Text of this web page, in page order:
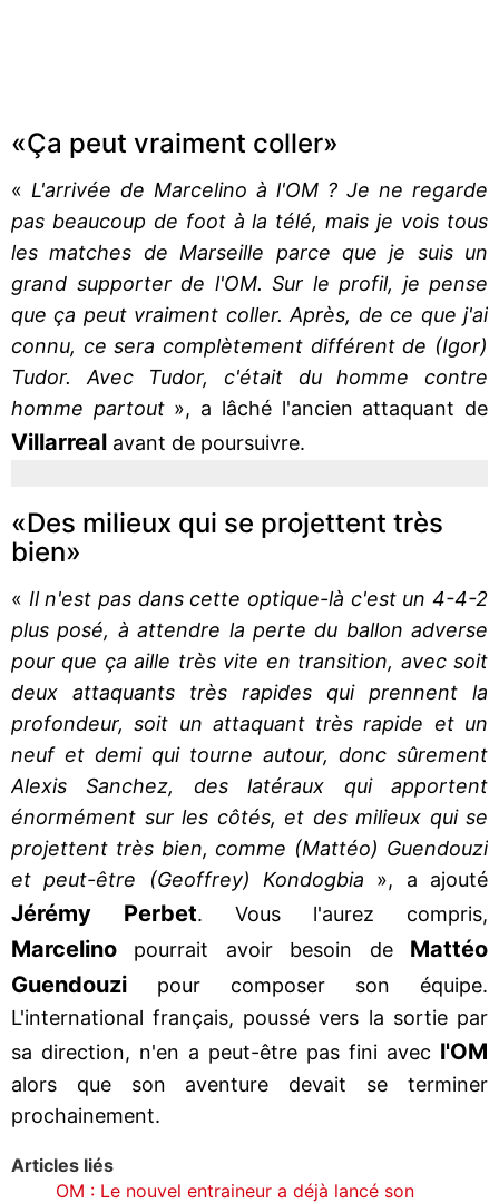
«Ça peut vraiment coller»
« L'arrivée de Marcelino à l'OM ? Je ne regarde
pas beaucoup de foot à la télé, mais je vois tous
les matches de Marseille parce que je suis un
grand supporter de l'OM. Sur le profil, je pense
que ça peut vraiment coller. Après, de ce que j'ai
connu, ce sera complètement différent de (Igor)
Tudor. Avec Tudor, c'était du homme contre
homme partout», a lâché l'ancien attaquant de
Villarreal avant de poursuivre.
«Des milieux qui se projettent très
bien»
« Il n'est pas dans cette optique-là c'est un 4-4-2
plus posé, à attendre la perte du ballon adverse
pour que ça aille très vite en transition, avec soit
deux attaquants très rapides qui prennent la
profondeur, soit un attaquant très rapide et un
neuf et demi qui tourne autour, donc sûrement
Alexis Sanchez, des latéraux qui apportent
énormément sur les côtés, et des milieux qui se
projettent très bien, comme (Mattéo) Guendouzi
et peut-être (Geoffrey) Kondogbia », a ajouté
Jérémy Perbet. Vous l'aurez compris,
Marcelino pourrait avoir besoin de Mattéo
Guendouzi pour composer son équipe.
L'international français, poussé vers la sortie par
sa direction, n'en a peut-être pas fini avec l'OM
alors que son aventure devait se terminer
prochainement.
Articles liés
OM : Le nouvel entraineur a déjà lancé son